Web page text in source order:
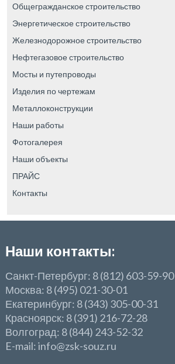
Общегражданское строительство
Энергетическое строительство
Железнодорожное строительство
Нефтегазовое строительство
Мосты и путепроводы
Изделия по чертежам
Металлоконструкции
Наши работы
Фотогалерея
Наши объекты
ПРАЙС
Контакты
Наши контакты:
Санкт-Петербург: 8 (812) 603-59-90
Москва: 8 (495) 021-30-01
Екатеринбург: 8 (343) 305-00-31
Красноярск: 8 (391) 216-72-28
Волгоград: 8 (844) 243-52-32
E-mail: info@zsk-souz.ru